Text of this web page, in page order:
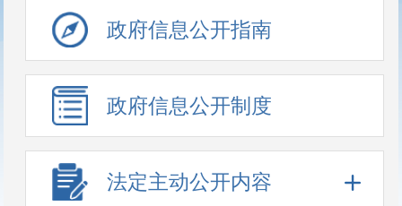
政府信息公开指南
政府信息公开制度
法定主动公开内容